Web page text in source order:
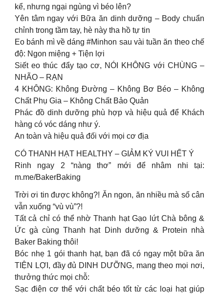
kể, nhưng ngại ngùng vì béo lên?
Yên tâm ngay với Bữa ăn dinh dưỡng – Body chuẩn
chỉnh trong tầm tay, hè này tha hồ tự tin
Eo bánh mì về dáng #Minhon sau vài tuần ăn theo chế
độ: Ngon miệng + Tiện lợi
Siết eo thúc đẩy tạo cơ, NÓI KHÔNG với CHÙNG –
NHÃO – RẠN
4 KHÔNG: Không Đường – Không Bơ Béo – Không
Chất Phụ Gia – Không Chất Bảo Quản
Phác đồ dinh dưỡng phù hợp và hiệu quả để Khách
hàng có vóc dáng như ý.
An toàn và hiệu quả đối với mọi cơ địa
CÓ THANH HẠT HEALTHY – GIẢM KÝ VUI HẾT Ý
Rinh ngay 2 “nàng thơ” mới để nhâm nhi tại:
m.me/BakerBaking
Trời ơi tin được không?! Ăn ngon, ăn nhiều mà số cân
vẫn xuống “vù vù”?!
Tất cả chỉ có thể nhờ Thanh hạt Gạo lứt Chà bông &
Ức gà cùng Thanh hạt Dinh dưỡng & Protein nhà
Baker Baking thôi!
Bóc nhẹ 1 gói thanh hạt, bạn đã có ngay một bữa ăn
TIỆN LỢI, đầy đủ DINH DƯỠNG, mang theo mọi nơi,
thưởng thức mọi chỗ:
Sạc điện cơ thể với chất béo tốt từ các loại hạt giúp